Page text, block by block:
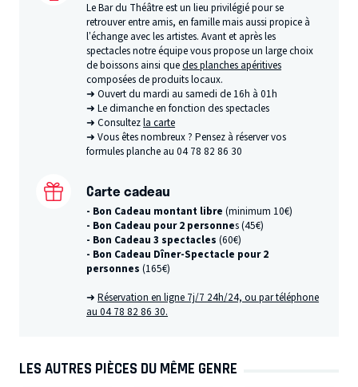
Le Bar du Théâtre est un lieu privilégié pour se
retrouver entre amis, en famille mais aussi propice à
l’échange avec les artistes. Avant et après les
spectacles notre équipe vous propose un large choix
de boissons ainsi quedes planches apéritives
composées de produits locaux.
➜ Ouvert du mardi au samedi de 16h à 01h
➜ Le dimanche en fonction des spectacles
➜ Consultezla carte
➜ Vous êtes nombreux ? Pensez à réserver vos
formules planche au 04 78 82 86 30
Carte cadeau
- Bon Cadeau montant libre (minimum 10€)
- Bon Cadeau pour 2 personnes (45€)
- Bon Cadeau 3 spectacles (60€)
- Bon Cadeau Dîner-Spectacle pour 2
personnes (165€)
➜Réservation en ligne 7j/7 24h/24, ou par téléphone
au 04 78 82 86 30.
LES AUTRES PIÈCES DU MÊME GENRE